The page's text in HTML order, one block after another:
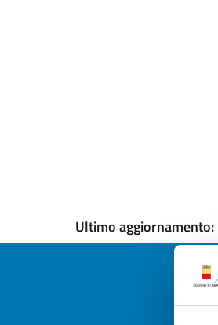
Ultimo aggiornamento: